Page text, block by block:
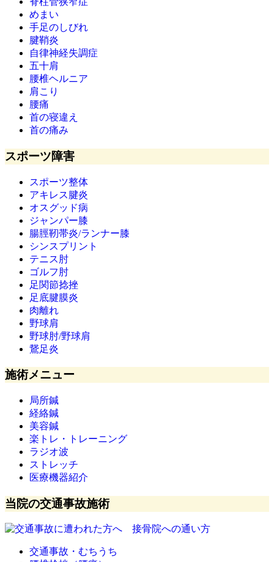
めまい
手足のしびれ
腱鞘炎
自律神経失調症
五十肩
腰椎ヘルニア
肩こり
腰痛
首の寝違え
首の痛み
スポーツ障害
スポーツ整体
アキレス腱炎
オスグッド病
ジャンパー膝
腸脛靭帯炎/ランナー膝
シンスプリント
テニス肘
ゴルフ肘
足関節捻挫
足底腱膜炎
肉離れ
野球肩
野球肘/野球肩
鵞足炎
施術メニュー
局所鍼
経絡鍼
美容鍼
楽トレ・トレーニング
ラジオ波
ストレッチ
医療機器紹介
当院の交通事故施術
交通事故・むちうち